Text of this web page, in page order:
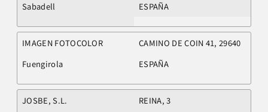
Sabadell ESPAÑA
IMAGEN FOTOCOLOR
CAMINO DE COIN 41, 29640
Fuengirola
ESPAÑA
JOSBE, S.L.
REINA, 3